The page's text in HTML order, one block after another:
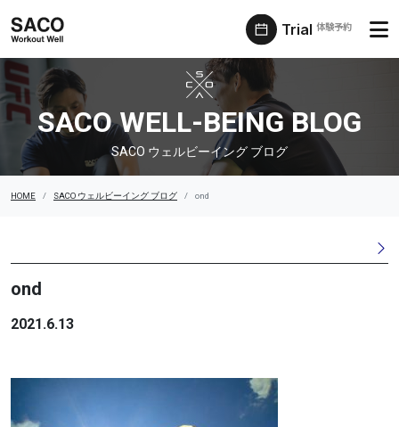
Trial 体験予約
SACO ウェルビーイング ブログ
SACO WELL-BEING BLOG
SACO ウェルビーイング ブログ
HOME SACO ウェルビーイング ブログ ond
ond
2021.6.13